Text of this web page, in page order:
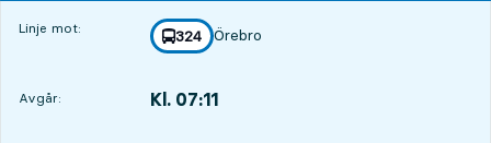
Linje mot: linje
324
mot
Örebro
,
Avgår: Kl. 07:11